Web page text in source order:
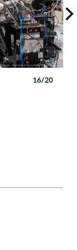
16/20